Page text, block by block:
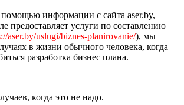
помощью информации с сайта aser.by,
предоставляет услуги по составлению
aser.by/uslugi/biznes-planirovanie/), мы
в жизни обычного человека, когда
разработка бизнес плана.
когда это не надо.